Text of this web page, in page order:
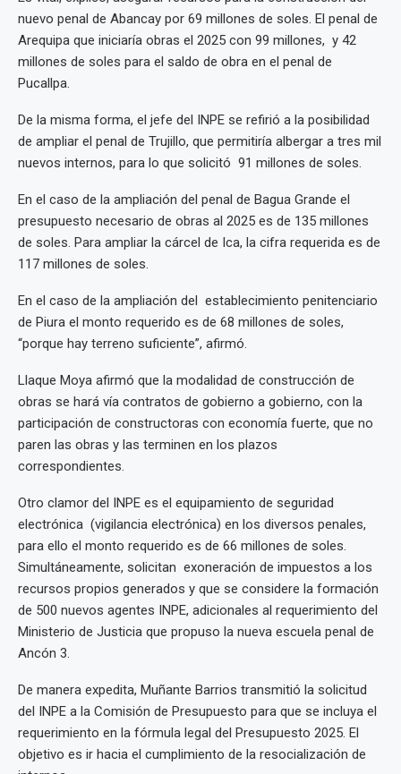
nuevo penal de Abancay por 69 millones de soles. El penal de
Arequipa que iniciaría obras el 2025 con 99 millones, y 42
millones de soles para el saldo de obra en el penal de
Pucallpa.
De la misma forma, el jefe del INPE se refirió a la posibilidad
de ampliar el penal de Trujillo, que permitiría albergar a tres mil
nuevos internos, para lo que solicitó 91 millones de soles.
En el caso de la ampliación del penal de Bagua Grande el
presupuesto necesario de obras al 2025 es de 135 millones
de soles. Para ampliar la cárcel de Ica, la cifra requerida es de
117 millones de soles.
En el caso de la ampliación del establecimiento penitenciario
de Piura el monto requerido es de 68 millones de soles,
“porque hay terreno suficiente”, afirmó.
Llaque Moya afirmó que la modalidad de construcción de
obras se hará vía contratos de gobierno a gobierno, con la
participación de constructoras con economía fuerte, que no
paren las obras y las terminen en los plazos
correspondientes.
Otro clamor del INPE es el equipamiento de seguridad
electrónica (vigilancia electrónica) en los diversos penales,
para ello el monto requerido es de 66 millones de soles.
Simultáneamente, solicitan exoneración de impuestos a los
recursos propios generados y que se considere la formación
de 500 nuevos agentes INPE, adicionales al requerimiento del
Ministerio de Justicia que propuso la nueva escuela penal de
Ancón 3.
De manera expedita, Muñante Barrios transmitió la solicitud
del INPE a la Comisión de Presupuesto para que se incluya el
requerimiento en la fórmula legal del Presupuesto 2025. El
objetivo es ir hacia el cumplimiento de la resocialización de